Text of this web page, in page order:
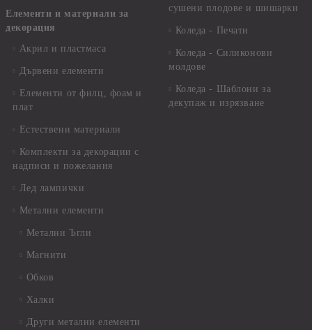
Елементи и материали за
декорация
Акрил и пластмаса
Дървени елементи
Елементи от филц, фоам и
плат
Естествени материали
Комплекти за декорации с
надписи и пожелания
Лед лампички
Метални елементи
Метални Ъгли
Магнити
Обков
Халки
Други метални елементи
сушени плодове и шишарки
Коледа - Печати
Коледа - Силиконови
молдове
Коледа - Шаблони за
декупаж и изрязване